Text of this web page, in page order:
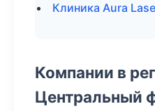
Клиника Aura
Компании в
Центральный